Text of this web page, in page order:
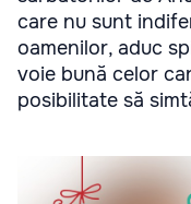
care nu sunt
oamenilor, aduc
voie bună celor
posibilitate să